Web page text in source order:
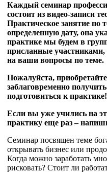
Каждый семинар
состоит из видео-записи
Практическое занятие по
определенную дату, она
практике мы будем в
присланные участниками,
на ваши вопросы по теме.
Пожалуйста,
заблаговременно
подготовиться к практике!
Если вы уже учились на
практику еще раз –
Семинар посвящен теме
открывать бизнес или
Когда можно заработать
рисковать? Стоит ли